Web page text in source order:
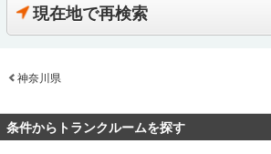
現在地で再検索
神奈川県
条件からトランクルームを探す